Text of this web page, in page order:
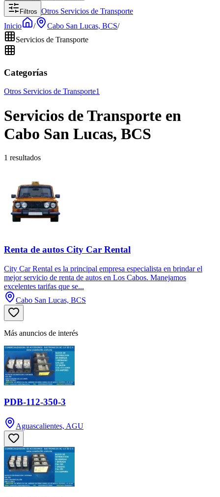
Filtros Otros Servicios de Transporte
Inicio
/ Cabo San Lucas, BCS/
Servicios de Transporte
Categorías
Otros Servicios de Transporte1
Servicios de Transporte en
Cabo San Lucas, BCS
1 resultados
Renta de autos City Car Rental
City Car Rental es la principal empresa especialista en brindar el
mejor servicio de renta de autos en Los Cabos. Manejamos
excelentes tarifas que se...
Cabo San Lucas, BCS
Más anuncios de interés
PDB-112-350-3
Aguascalientes, AGU